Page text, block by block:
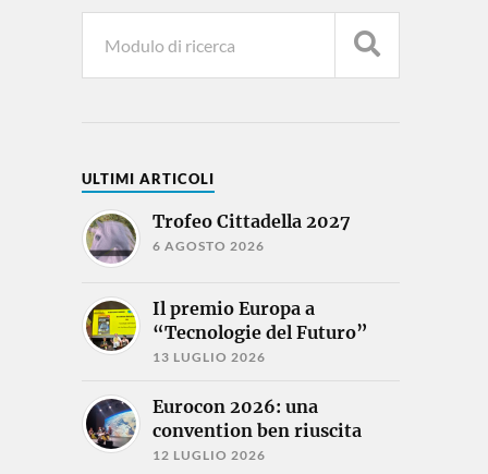
ULTIMI ARTICOLI
Trofeo Cittadella 2027
6 AGOSTO 2026
Il premio Europa a
“Tecnologie del Futuro”
13 LUGLIO 2026
Eurocon 2026: una
convention ben riuscita
12 LUGLIO 2026